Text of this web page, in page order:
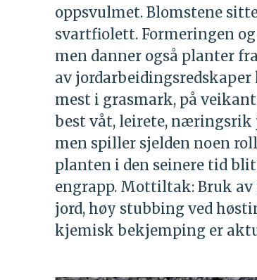
oppsvulmet. Blomstene
svartfiolett. Formeringen
men danner også planter
av
mest i grasmark, på
best våt, leirete, næringsrik
men spiller sjelden noen
planten i den seinere tid
engrapp. Mottiltak: Bruk
jord, høy stubbing ved
kjemisk bekjemping er